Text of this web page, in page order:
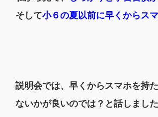
そして小６の夏以前に早くからス
説明会では、早くからスマホを持
ないかが良いのでは？と話しました